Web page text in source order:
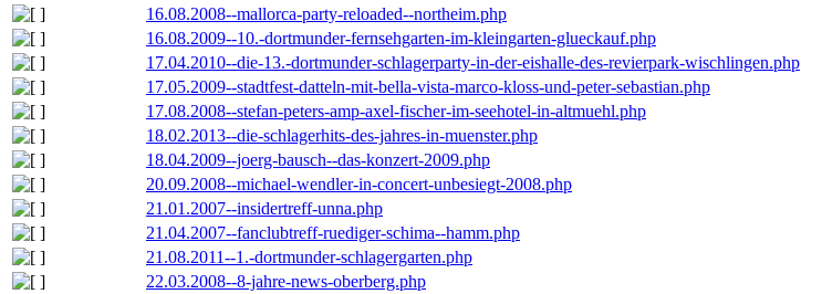
16.08.2008--mallorca-party-reloaded--northeim.php
16.08.2009--10.-dortmunder-fernsehgarten-im-kleingarten-glueckauf.php
17.04.2010--die-13.-dortmunder-schlagerparty-in-der-eishalle-des-revierpark-wischlingen.php
17.05.2009--stadtfest-datteln-mit-bella-vista-marco-kloss-und-peter-sebastian.php
17.08.2008--stefan-peters-amp-axel-fischer-im-seehotel-in-altmuehl.php
18.02.2013--die-schlagerhits-des-jahres-in-muenster.php
18.04.2009--joerg-bausch--das-konzert-2009.php
20.09.2008--michael-wendler-in-concert-unbesiegt-2008.php
21.01.2007--insidertreff-unna.php
21.04.2007--fanclubtreff-ruediger-schima--hamm.php
21.08.2011--1.-dortmunder-schlagergarten.php
22.03.2008--8-jahre-news-oberberg.php